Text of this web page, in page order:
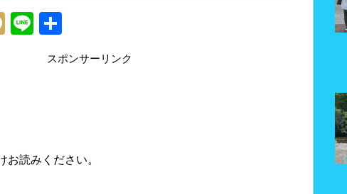
M
Li
スポンサーリンク
読みください。